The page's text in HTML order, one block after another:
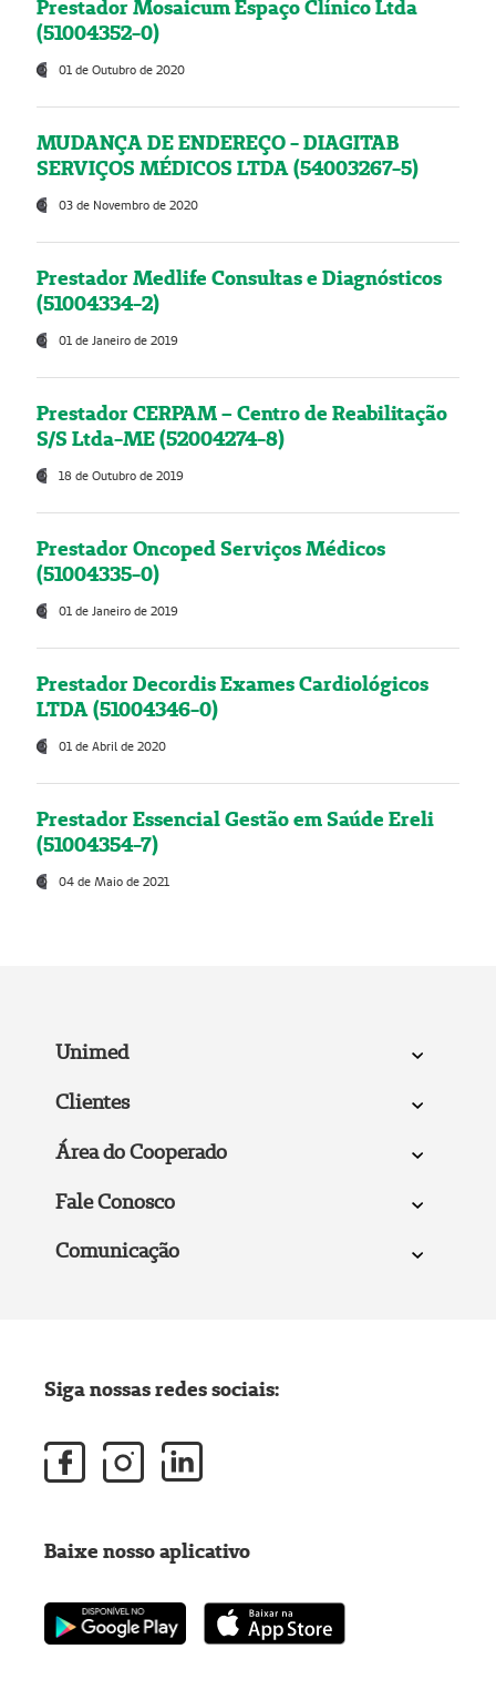
Prestador Mosaicum Espaço Clínico Ltda
(51004352-0)
01 de Outubro de 2020
MUDANÇA DE ENDEREÇO - DIAGITAB
SERVIÇOS MÉDICOS LTDA (54003267-5)
03 de Novembro de 2020
Prestador Medlife Consultas e Diagnósticos
(51004334-2)
01 de Janeiro de 2019
Prestador CERPAM – Centro de Reabilitação
S/S Ltda-ME (52004274-8)
18 de Outubro de 2019
Prestador Oncoped Serviços Médicos
(51004335-0)
01 de Janeiro de 2019
Prestador Decordis Exames Cardiológicos
LTDA (51004346-0)
01 de Abril de 2020
Prestador Essencial Gestão em Saúde Ereli
(51004354-7)
04 de Maio de 2021
Unimed
Clientes
Área do Cooperado
Fale Conosco
Comunicação
Siga nossas redes sociais:
Baixe nosso aplicativo